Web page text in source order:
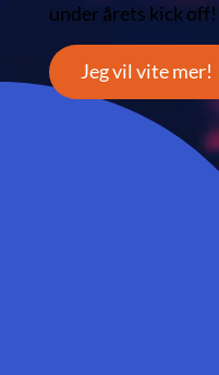
under årets kick off!
Jeg vil vite mer!